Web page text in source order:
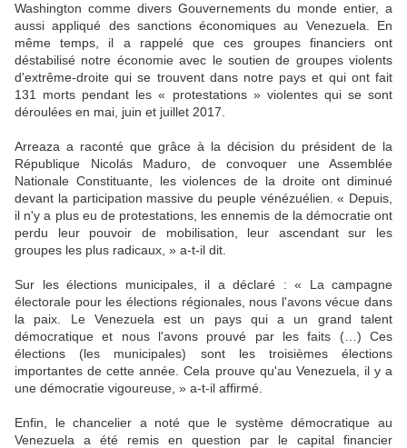
Washington comme divers Gouvernements du monde entier, a
aussi appliqué des sanctions économiques au Venezuela. En
même temps, il a rappelé que ces groupes financiers ont
déstabilisé notre économie avec le soutien de groupes violents
d'extrême-droite qui se trouvent dans notre pays et qui ont fait
131 morts pendant les « protestations » violentes qui se sont
déroulées en mai, juin et juillet 2017.
Arreaza a raconté que grâce à la décision du président de la
République Nicolás Maduro, de convoquer une Assemblée
Nationale Constituante, les violences de la droite ont diminué
devant la participation massive du peuple vénézuélien. « Depuis,
il n'y a plus eu de protestations, les ennemis de la démocratie ont
perdu leur pouvoir de mobilisation, leur ascendant sur les
groupes les plus radicaux, » a-t-il dit.
Sur les élections municipales, il a déclaré : « La campagne
électorale pour les élections régionales, nous l'avons vécue dans
la paix. Le Venezuela est un pays qui a un grand talent
démocratique et nous l'avons prouvé par les faits (…) Ces
élections (les municipales) sont les troisièmes élections
importantes de cette année. Cela prouve qu'au Venezuela, il y a
une démocratie vigoureuse, » a-t-il affirmé.
Enfin, le chancelier a noté que le système démocratique au
Venezuela a été remis en question par le capital financier